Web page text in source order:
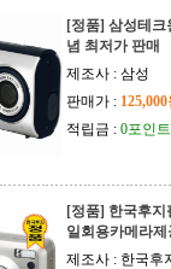
[정품] 삼성테크
념 최저가 판매
제조사 : 삼성
판매가 :
적립금 : 0포인트
[정품] 한국후지
일회용카메라제
제조사 : 한국후